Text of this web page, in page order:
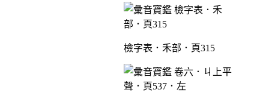
檢字表．禾部．頁315